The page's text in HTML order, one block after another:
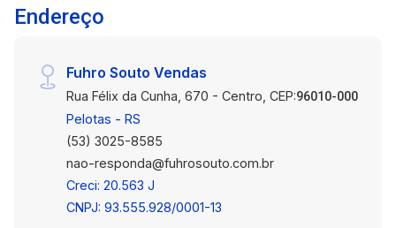
Endereço
Fuhro Souto Vendas
Rua Félix da Cunha, 670 - Centro, CEP:96010-000
Pelotas - RS
(53) 3025-8585
nao-responda@fuhrosouto.com.br
Creci: 20.563 J
CNPJ: 93.555.928/0001-13